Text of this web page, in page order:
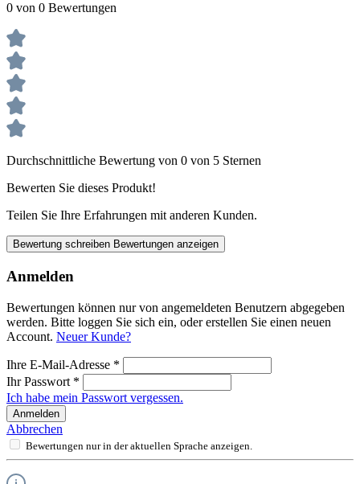
0 von 0 Bewertungen
Durchschnittliche Bewertung von 0 von 5 Sternen
Bewerten Sie dieses Produkt!
Teilen Sie Ihre Erfahrungen mit anderen Kunden.
Bewertung schreiben Bewertungen anzeigen
Anmelden
Bewertungen können nur von angemeldeten Benutzern abgegeben
werden. Bitte loggen Sie sich ein, oder erstellen Sie einen neuen
Account. Neuer Kunde?
Ihre E-Mail-Adresse *
Ihr Passwort *
Ich habe mein Passwort vergessen.
Anmelden
Abbrechen
Bewertungen nur in der aktuellen Sprache anzeigen.